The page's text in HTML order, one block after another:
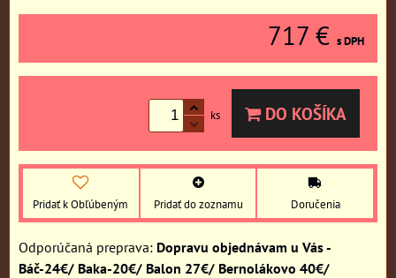
717 € s DPH
ks DO KOŠÍKA
Pridať k Obľúbeným Pridať do zoznamu Doručenia
Dopravu objednávam u Vás -
Báč-24€/ Baka-20€/ Balon 27€/ Bernolákovo 40€/